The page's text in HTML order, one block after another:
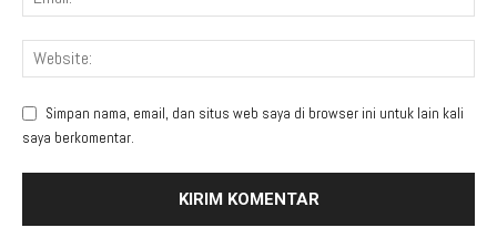
Simpan nama, email, dan situs web saya di browser ini untuk lain kali
saya berkomentar.